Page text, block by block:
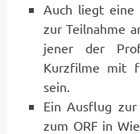
Auch liegt eine
zur Teilnahme
jener der
Kurzfilme mit
sein.
Ein Ausflug zur
zum ORF in